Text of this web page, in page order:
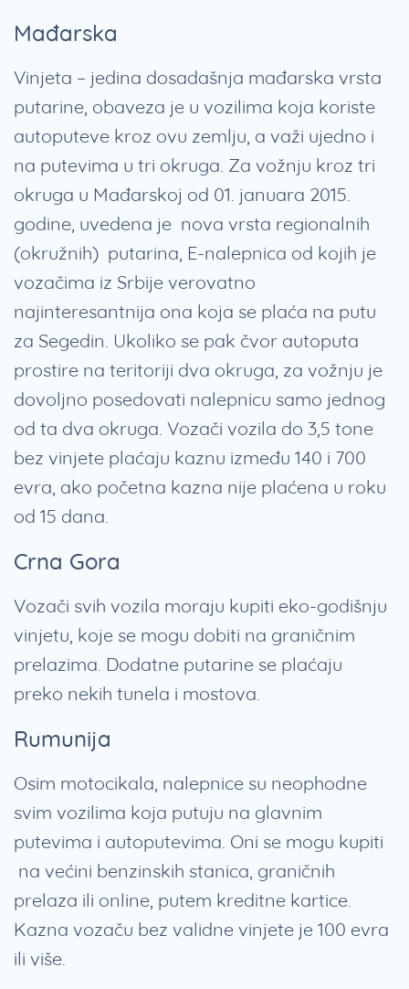
Mađarska
Vinjeta – jedina dosadašnja mađarska vrsta
putarine, obaveza je u vozilima koja koriste
autoputeve kroz ovu zemlju, a važi ujedno i
na putevima u tri okruga. Za vožnju kroz tri
okruga u Mađarskoj od 01. januara 2015.
godine, uvedena je nova vrsta regionalnih
(okružnih) putarina, E-nalepnica od kojih je
vozačima iz Srbije verovatno
najinteresantnija ona koja se plaća na putu
za Segedin. Ukoliko se pak čvor autoputa
prostire na teritoriji dva okruga, za vožnju je
dovoljno posedovati nalepnicu samo jednog
od ta dva okruga. Vozači vozila do 3,5 tone
bez vinjete plaćaju kaznu između 140 i 700
evra, ako početna kazna nije plaćena u roku
od 15 dana.
Crna Gora
Vozači svih vozila moraju kupiti eko-godišnju
vinjetu, koje se mogu dobiti na graničnim
prelazima. Dodatne putarine se plaćaju
preko nekih tunela i mostova.
Rumunija
Osim motocikala, nalepnice su neophodne
svim vozilima koja putuju na glavnim
putevima i autoputevima. Oni se mogu kupiti
na većini benzinskih stanica, graničnih
prelaza ili online, putem kreditne kartice.
Kazna vozaču bez validne vinjete je 100 evra
ili više.